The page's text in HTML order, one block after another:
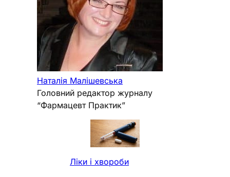
Наталія Малішевська
Головний редактор журналу
“Фармацевт Практик”
Ліки і хвороби